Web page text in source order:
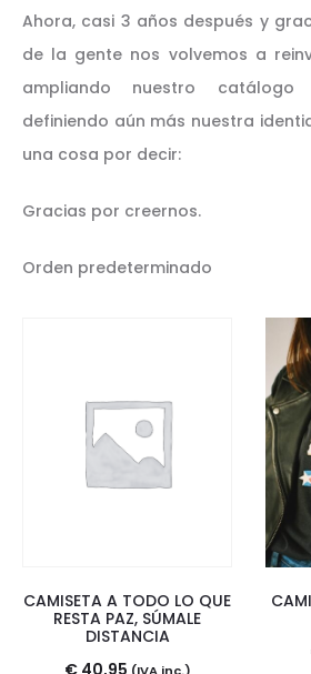
Ahora, casi 3 años después y
de la gente nos volvemos a
ampliando nuestro
definiendo aún más nuestra
una cosa por decir:
Gracias por creernos.
CAMISETA A TODO LO QUE
RESTA PAZ, SÚMALE
DISTANCIA
€40,95